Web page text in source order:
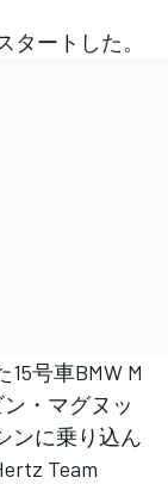
ートした。
号車BMW M
・マグヌッ
ンに乗り込ん
Team